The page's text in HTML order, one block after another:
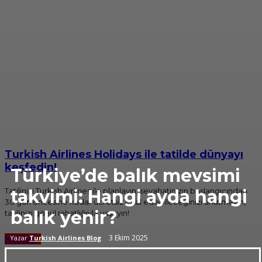
Türkiye’de balık mevsimi
takvimi: Hangi ayda hangi
balık yenir?
Yazar Turkish Airlines Blog 3 Ekim 2025
Turkish Airlines Holidays ile tatilde dünyayı
keşfedin!
Tatilinizi Turkish Airlines ile planlayın, seyahatinizin başlangıcından
30 gün öncesine kadar ücretsiz iptal edebileceğinizi unutmayın,
tatilinizi gönül rahatlığıyla yaşayın!
Keşfet